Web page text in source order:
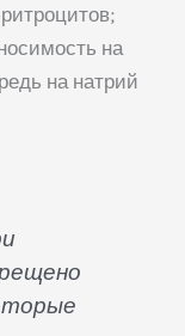
на
на натрий